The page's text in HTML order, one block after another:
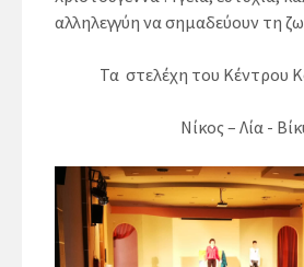
αλληλεγγύη να σημαδεύουν τη
Τα στελέχη του Κέντρου
Νίκος – Λία -